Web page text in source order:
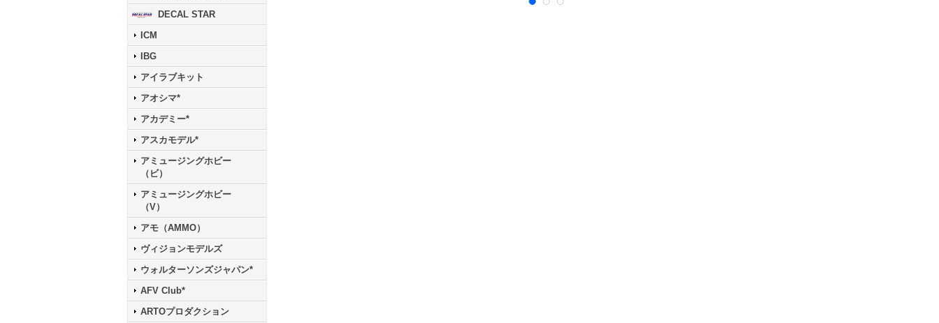
DECAL STAR
ICM
IBG
アイラブキット
アオシマ*
アカデミー*
アスカモデル*
アミュージングホビー
（ビ）
アミュージングホビー
（V）
アモ（AMMO）
ヴィジョンモデルズ
ウォルターソンズジャパン*
AFV Club*
ARTOプロダクション